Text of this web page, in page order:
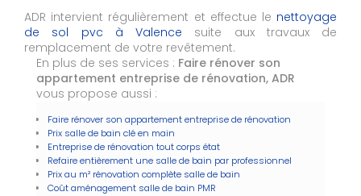
ADR intervient régulièrement et effectue le nettoyage
de sol pvc à Valence suite aux travaux de
remplacement de votre revêtement.
En plus de ses services : Faire rénover son
appartement entreprise de rénovation, ADR
vous propose aussi :
Faire rénover son appartement entreprise de rénovation
Prix salle de bain clé en main
Entreprise de rénovation tout corps état
Refaire entièrement une salle de bain par professionnel
Prix au m² rénovation complète salle de bain
Coût aménagement salle de bain PMR